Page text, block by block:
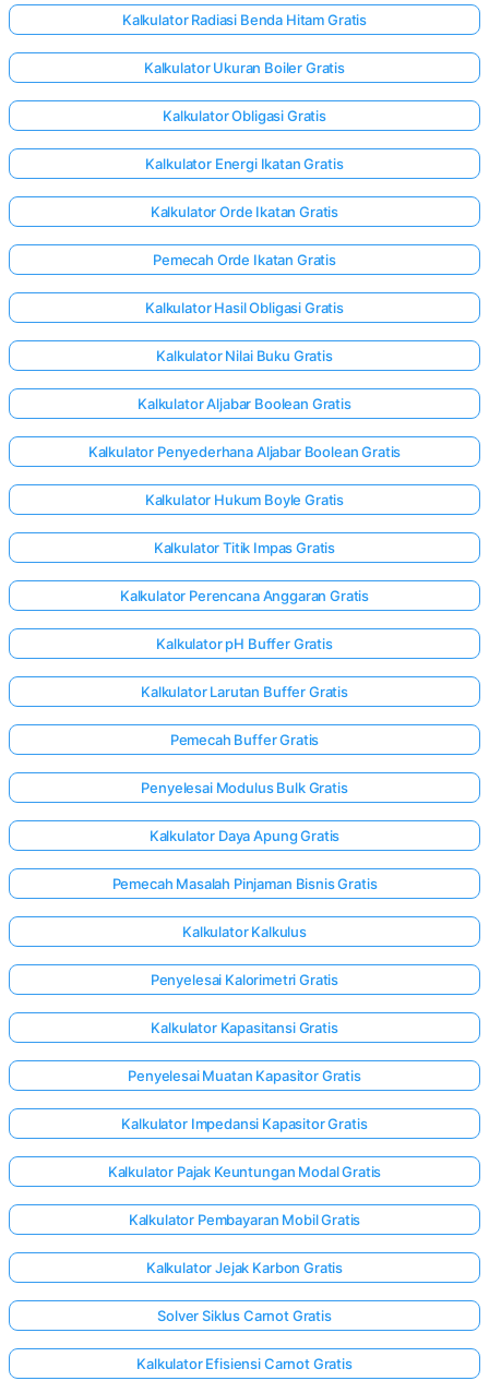
Kalkulator Radiasi Benda Hitam Gratis
Kalkulator Ukuran Boiler Gratis
Kalkulator Obligasi Gratis
Kalkulator Energi Ikatan Gratis
Kalkulator Orde Ikatan Gratis
Pemecah Orde Ikatan Gratis
Kalkulator Hasil Obligasi Gratis
Kalkulator Nilai Buku Gratis
Kalkulator Aljabar Boolean Gratis
Kalkulator Penyederhana Aljabar Boolean Gratis
Kalkulator Hukum Boyle Gratis
Kalkulator Titik Impas Gratis
Kalkulator Perencana Anggaran Gratis
Kalkulator pH Buffer Gratis
Kalkulator Larutan Buffer Gratis
Pemecah Buffer Gratis
Penyelesai Modulus Bulk Gratis
Kalkulator Daya Apung Gratis
Pemecah Masalah Pinjaman Bisnis Gratis
Kalkulator Kalkulus
Penyelesai Kalorimetri Gratis
Kalkulator Kapasitansi Gratis
Penyelesai Muatan Kapasitor Gratis
Kalkulator Impedansi Kapasitor Gratis
Kalkulator Pajak Keuntungan Modal Gratis
Kalkulator Pembayaran Mobil Gratis
Kalkulator Jejak Karbon Gratis
Solver Siklus Carnot Gratis
Kalkulator Efisiensi Carnot Gratis